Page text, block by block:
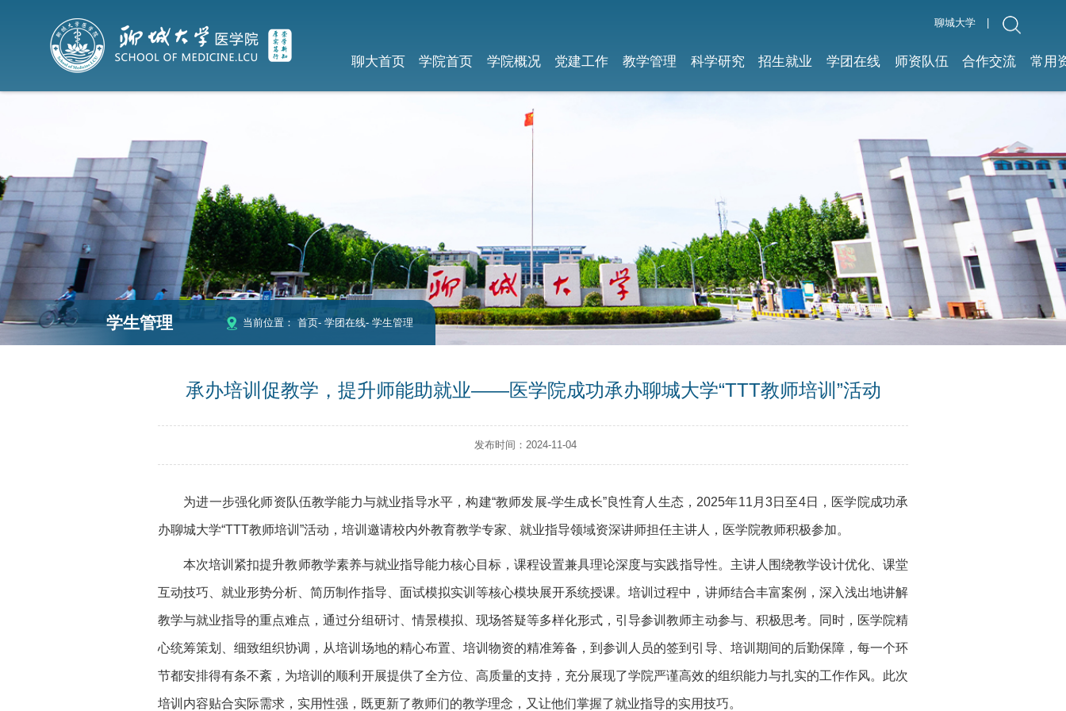
聊城大学
聊大首页 学院首页 学院概况 党建工作 教学管理 科学研究 招生就业 学团在线 师资队伍 合作交流 常用
学生管理 当前位置： 首页- 学团在线- 学生管理
承办培训促教学，提升师能助就业——医学院成功承办聊城大学“TTT教师培训”活动
发布时间：2024-11-04
为进一步强化师资队伍教学能力与就业指导水平，构建“教师发展-学生成长”良性育人生态，2025年11月3日至4日，医学院成功承
办聊城大学“TTT教师培训”活动，培训邀请校内外教育教学专家、就业指导领域资深讲师担任主讲人，医学院教师积极参加。
本次培训紧扣提升教师教学素养与就业指导能力核心目标，课程设置兼具理论深度与实践指导性。主讲人围绕教学设计优化、课堂
互动技巧、就业形势分析、简历制作指导、面试模拟实训等核心模块展开系统授课。培训过程中，讲师结合丰富案例，深入浅出地讲解
教学与就业指导的重点难点，通过分组研讨、情景模拟、现场答疑等多样化形式，引导参训教师主动参与、积极思考。同时，医学院精
心统筹策划、细致组织协调，从培训场地的精心布置、培训物资的精准筹备，到参训人员的签到引导、培训期间的后勤保障，每一个环
节都安排得有条不紊，为培训的顺利开展提供了全方位、高质量的支持，充分展现了学院严谨高效的组织能力与扎实的工作作风。此次
培训内容贴合实际需求，实用性强，既更新了教师们的教学理念，又让他们掌握了就业指导的实用技巧。